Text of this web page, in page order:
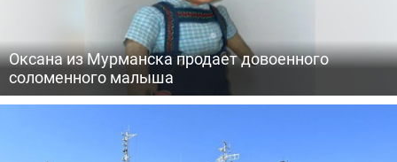
Оксана из Мурманска продает довоенного
соломенного малыша